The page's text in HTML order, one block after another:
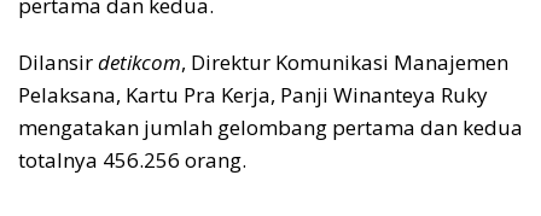
pertama dan kedua.
Dilansirdetikcom, Direktur Komunikasi Manajemen
Pelaksana, Kartu Pra Kerja, Panji Winanteya Ruky
mengatakan jumlah gelombang pertama dan kedua
totalnya 456.256 orang.